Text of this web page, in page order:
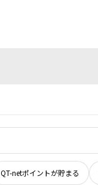
QT-netポイントが貯まる